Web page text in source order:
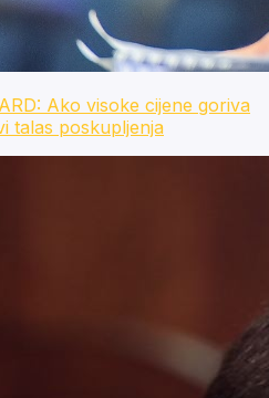
Ako visoke cijene goriva
talas poskupljenja